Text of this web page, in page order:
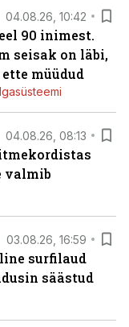
04.08.26, 10:42
90 inimest.
seisak on läbi,
müüdud
04.08.26, 08:13
valmib
03.08.26, 16:59
surfilaud
säästud